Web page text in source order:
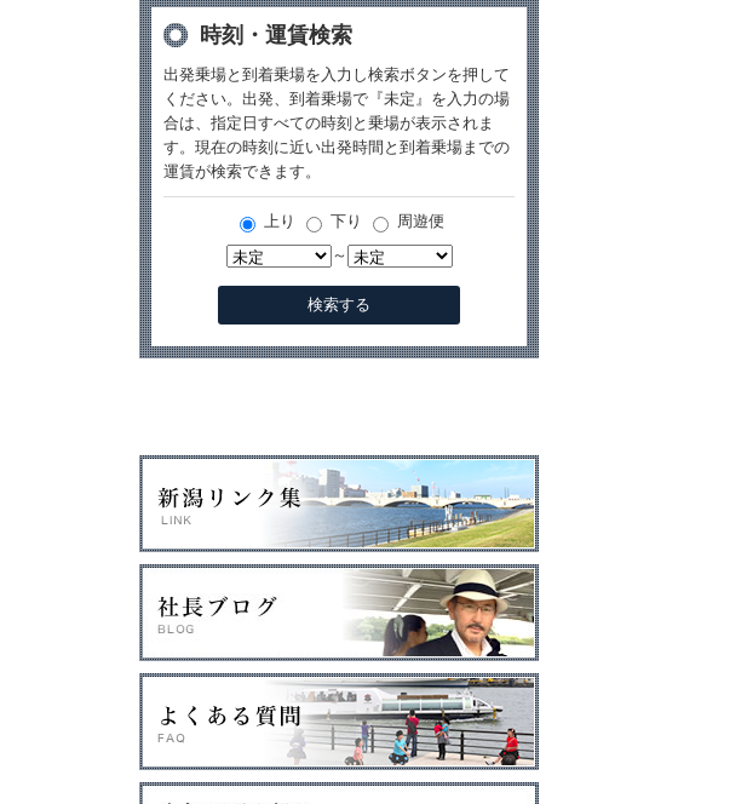
時刻・運賃検索
出発乗場と到着乗場を入力し検索ボタンを押して
ください。出発、到着乗場で『未定』を入力の場
合は、指定日すべての時刻と乗場が表示されま
す。現在の時刻に近い出発時間と到着乗場までの
運賃が検索できます。
上り 下り
周遊便
～